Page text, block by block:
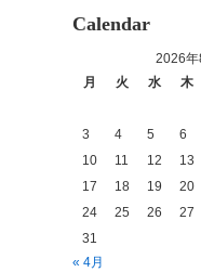
Calendar
2026年
月
火 水 木
3
4 5 6
10
11 12 13
17
18 19 20
24
25 26 27
31
« 4月